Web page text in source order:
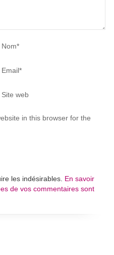
Nom*
Email*
Site web
in this browser for the
les indésirables. En savoir
de vos commentaires sont